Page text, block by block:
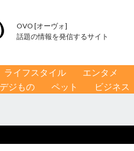
OVO [オーヴォ]
話題の情報を発信するサイト
ライフスタイル エンタメ
デジもの ペット ビジネス